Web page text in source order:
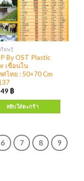
รียนรู้
By OST Plastic
เขื่อนใน
ศไทย : 50×70 Cm
49 ฿
หยิบใส่ตะกร้า
6 7 8
9